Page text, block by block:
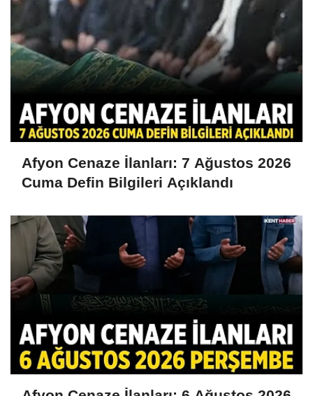
Afyon Cenaze İlanları: 7 Ağustos 2026
Cuma Defin Bilgileri Açıklandı